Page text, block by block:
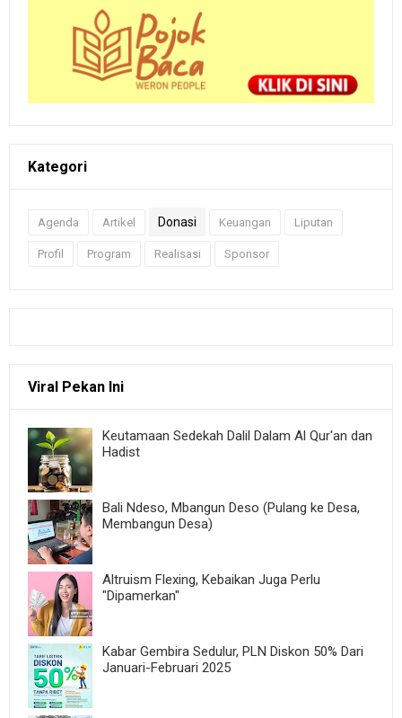
Kategori
Agenda Artikel Donasi Keuangan Liputan
Profil Program Realisasi Sponsor
Viral Pekan Ini
Keutamaan Sedekah Dalil Dalam Al Qur'an dan
Hadist
Bali Ndeso, Mbangun Deso (Pulang ke Desa,
Membangun Desa)
Altruism Flexing, Kebaikan Juga Perlu
"Dipamerkan"
Kabar Gembira Sedulur, PLN Diskon 50% Dari
Januari-Februari 2025